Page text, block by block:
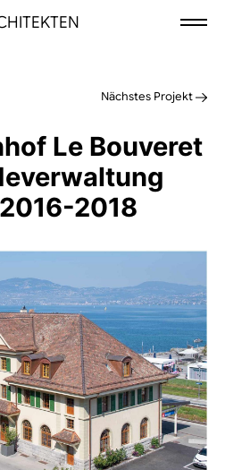
Nächstes Projekt
Le Bouveret
2018